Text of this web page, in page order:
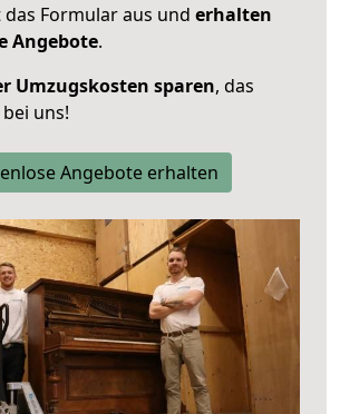
das Formular aus und erhalten
Angebote.
Umzugskosten sparen, das
uns!
Angebote erhalten